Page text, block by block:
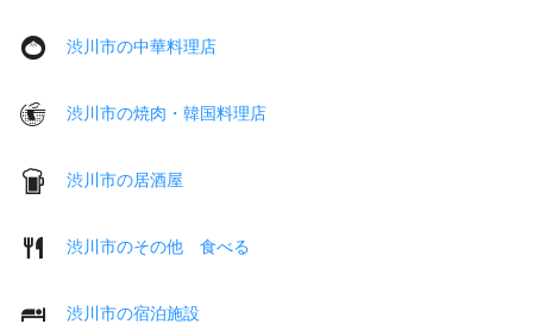
渋川市の中華料理店
渋川市の焼肉・韓国料理店
渋川市の居酒屋
渋川市のその他 食べる
渋川市の宿泊施設